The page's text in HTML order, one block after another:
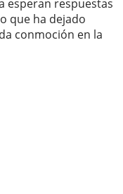
esperan respuestas
que ha dejado
conmoción en la